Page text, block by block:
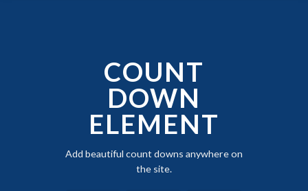
COUNT
DOWN
ELEMENT
Add beautiful count downs anywhere on
the site.